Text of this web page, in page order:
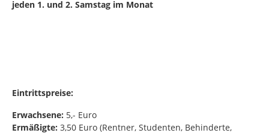
jeden 1. und 2. Samstag im Monat
Eintrittspreise:
Erwachsene: 5,- Euro
Ermäßigte: 3,50 Euro (Rentner, Studenten, Behinderte,